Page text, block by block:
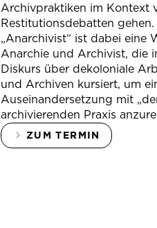
Archivpraktiken im Kontext
Restitutionsdebatten
„Anarchivist“ ist dabei eine
Anarchie und Archivist, die
Diskurs über dekoloniale
und Archiven kursiert, um
Auseinandersetzung mit
archivierenden Praxis
ZUM TERMIN